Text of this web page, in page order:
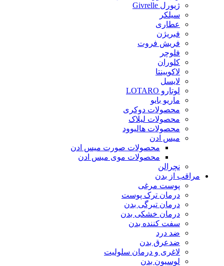
ژیورل Givrelle
سیلکر
عطاری
فبریژن
فریش فروت
فلوچر
کلوران
لاکویینتا
لایسل
لوتارو LOTARO
ماریو بایو
محصولات دوکری
محصولات لیلاک
محصولات هالیوود
میس ادن
محصولات صورت میس ادن
محصولات موی میس ادن
نچرالن
مراقب از بدن
پوست مرغی
درمان ترک پوست
درمان تیرگی بدن
درمان خشکی بدن
سفت کننده بدن
ضد درد
ضدعرق بدن
لاغری و درمان سلولیت
لوسیون بدن